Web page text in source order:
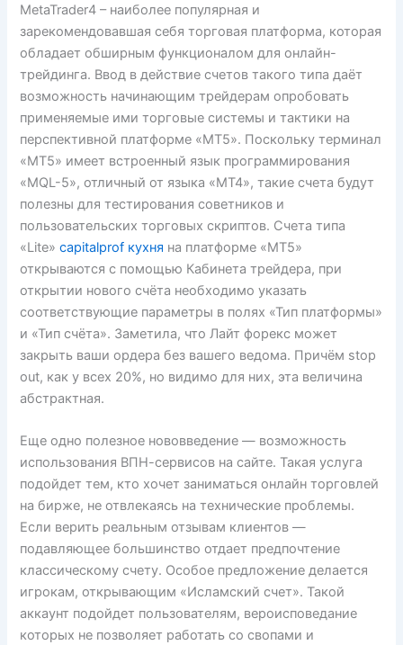
MetaTrader4 – наиболее популярная и
зарекомендовавшая себя торговая платформа, которая
обладает обширным функционалом для онлайн-
трейдинга. Ввод в действие счетов такого типа даёт
возможность начинающим трейдерам опробовать
применяемые ими торговые системы и тактики на
перспективной платформе «МТ5». Поскольку терминал
«МТ5» имеет встроенный язык программирования
«MQL-5», отличный от языка «МТ4», такие счета будут
полезны для тестирования советников и
пользовательских торговых скриптов. Счета типа
«Lite»capitalprof кухня на платформе «MT5»
открываются с помощью Кабинета трейдера, при
открытии нового счёта необходимо указать
соответствующие параметры в полях «Тип платформы»
и «Тип счёта». Заметила, что Лайт форекс может
закрыть ваши ордера без вашего ведома. Причём stop
out, как у всех 20%, но видимо для них, эта величина
абстрактная.
Еще одно полезное нововведение — возможность
использования ВПН-сервисов на сайте. Такая услуга
подойдет тем, кто хочет заниматься онлайн торговлей
на бирже, не отвлекаясь на технические проблемы.
Если верить реальным отзывам клиентов —
подавляющее большинство отдает предпочтение
классическому счету. Особое предложение делается
игрокам, открывающим «Исламский счет». Такой
аккаунт подойдет пользователям, вероисповедание
которых не позволяет работать со свопами и